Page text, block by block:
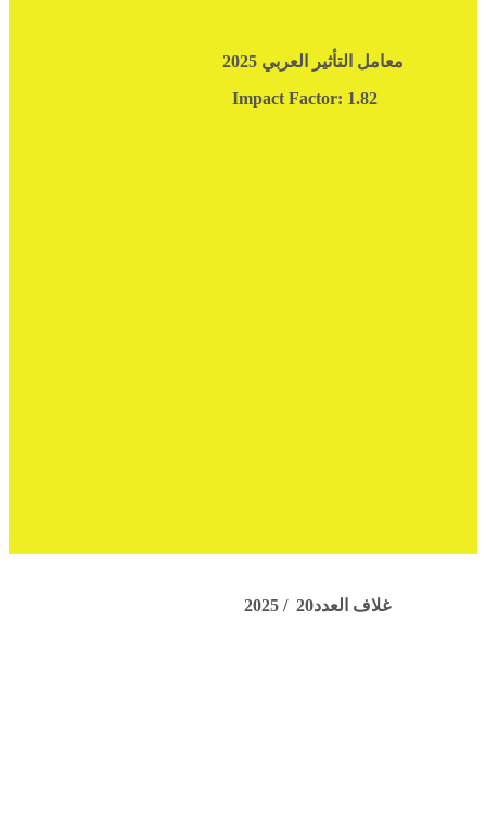
معامل التأثير العربي 2025
غلاف العدد20 / 2025